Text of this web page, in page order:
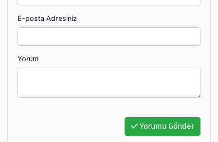
E-posta Adresiniz
Yorum
Yorumu Gönder